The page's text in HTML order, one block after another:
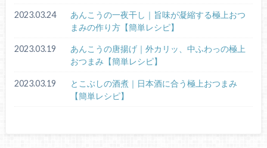
2023.03.24
あんこうの一夜干し｜旨味が凝縮する極上おつ
まみの作り方【簡単レシピ】
2023.03.19
あんこうの唐揚げ｜外カリッ、中ふわっの極上
おつまみ【簡単レシピ】
2023.03.19
とこぶしの酒煮｜日本酒に合う極上おつまみ
【簡単レシピ】